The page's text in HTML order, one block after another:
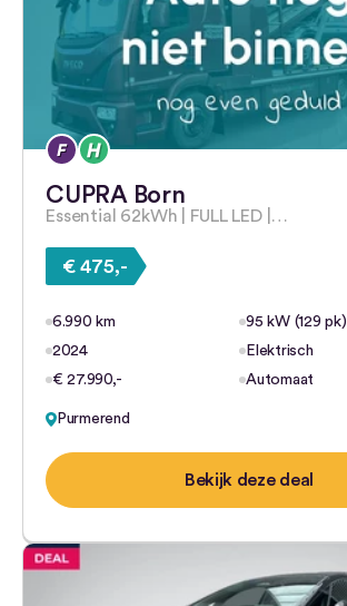
CUPRA Born
Essential 62kWh | FULL LED |…
€ 475,-
6.990 km
95 kW (129 pk)
2024
Elektrisch
€ 27.990,-
Automaat
Purmerend
Bekijk deze deal